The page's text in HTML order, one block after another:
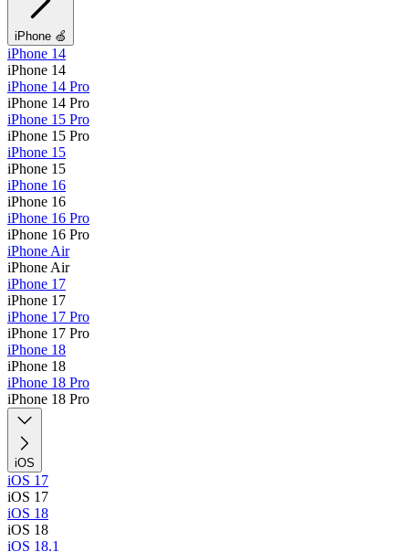
iPhone 🍏
iPhone 14
iPhone 14
iPhone 14 Pro
iPhone 14 Pro
iPhone 15 Pro
iPhone 15 Pro
iPhone 15
iPhone 15
iPhone 16
iPhone 16
iPhone 16 Pro
iPhone 16 Pro
iPhone Air
iPhone Air
iPhone 17
iPhone 17
iPhone 17 Pro
iPhone 17 Pro
iPhone 18
iPhone 18
iPhone 18 Pro
iPhone 18 Pro
iOS
iOS 17
iOS 17
iOS 18
iOS 18
iOS 18.1